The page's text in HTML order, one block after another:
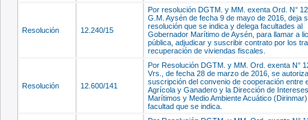
Resolución 12.240/15
Por resolución DGTM. y MM. exenta Ord. N°
G.M. Aysén de fecha 9 de mayo de 2016, deja
resolución que se indica y delega facultades al
Gobernador Marítimo de Aysén, para llamar a
pública, adjudicar y suscribir contrato por los
recuperación de viviendas fiscales.
Resolución 12.600/141
Por Resolución DGTM. y MM. Ord. exenta N°
Vrs., de fecha 28 de marzo de 2016, se
suscripción del convenio de cooperación entre
Agrícola y Ganadero y la Dirección de Intereses
Marítimos y Medio Ambiente Acuático
facultad que se indica.